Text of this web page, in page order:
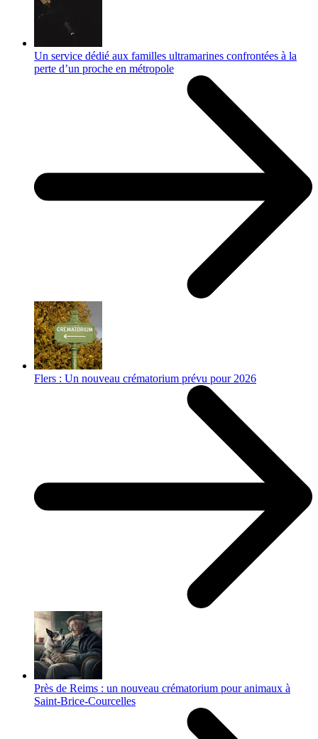
Un service dédié aux familles ultramarines confrontées à la
perte d’un proche en métropole
Flers : Un nouveau crématorium prévu pour 2026
Près de Reims : un nouveau crématorium pour animaux à
Saint-Brice-Courcelles